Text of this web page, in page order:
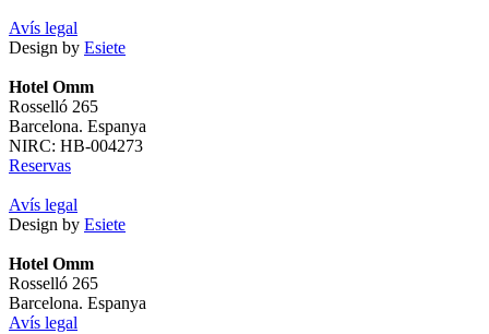
Avís legal
Design by Esiete
Hotel Omm
Rosselló 265
Barcelona. Espanya
NIRC: HB-004273
Reservas
Avís legal
Design by Esiete
Hotel Omm
Rosselló 265
Barcelona. Espanya
Avís legal